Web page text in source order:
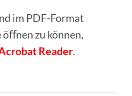
im PDF-Format
zu können,
Reader.